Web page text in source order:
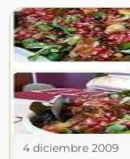
4 diciembre 2009